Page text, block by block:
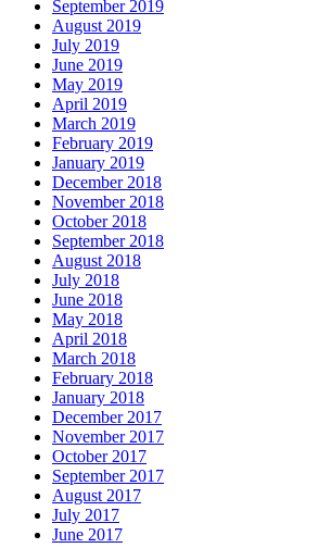
September 2019
August 2019
July 2019
June 2019
May 2019
April 2019
March 2019
February 2019
January 2019
December 2018
November 2018
October 2018
September 2018
August 2018
July 2018
June 2018
May 2018
April 2018
March 2018
February 2018
January 2018
December 2017
November 2017
October 2017
September 2017
August 2017
July 2017
June 2017